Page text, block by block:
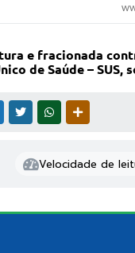
e fracionada
de Saúde –
MESSENGER
TWITTERWHATSAPP
Velocidade de